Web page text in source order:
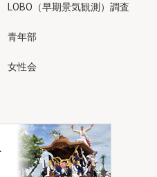
LOBO（早期景気観測）調査
青年部
女性会